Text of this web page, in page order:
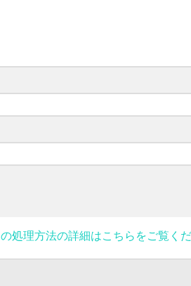
処理方法の詳細はこちらをご覧く